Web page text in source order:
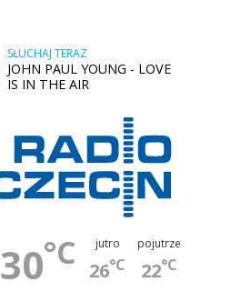
SŁUCHAJ TERAZ
JOHN PAUL YOUNG - LOVE
IS IN THE AIR
30°C jutro
26°C
pojutrze
22°C